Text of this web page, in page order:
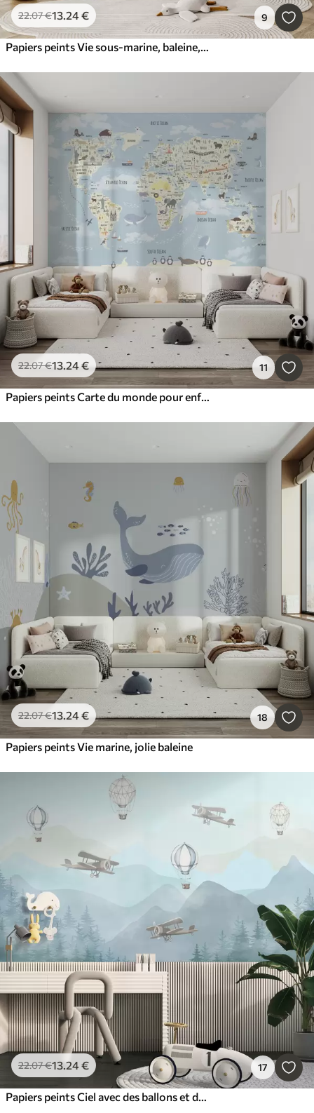
22.07€13 .24€ 9
22.07€13.24€ 11
Papiers peints Carte du monde pour enfants avec animaux et points de repère
22.07€13.24€ 18
Papiers peints Vie marine, jolie baleine
22.07€13.24€ 17